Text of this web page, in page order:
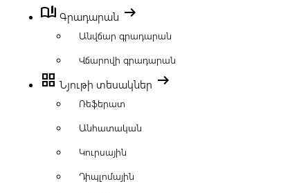
book_ribbon Գրադարան arrow_right_alt
Անվճար գրադարան
Վճարովի գրադարան
grid_view Նյութի տեսակներ arrow_right_alt
Ռեֆերատ
Անհատական
Կուրսային
Դիպլոմային